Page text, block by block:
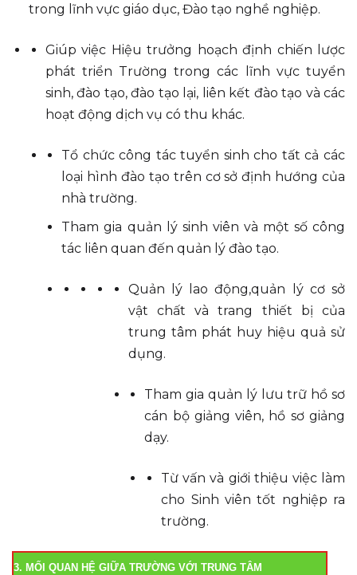
trong lĩnh vực giáo dục, Đào tạo nghề nghiệp.
Giúp việc Hiệu trưởng hoạch định chiến lược
phát triển Trường trong các lĩnh vực tuyển
sinh, đào tạo, đào tạo lại, liên kết đào tạo và các
hoạt động dịch vụ có thu khác.
Tổ chức công tác tuyển sinh cho tất cả các
loại hình đào tạo trên cơ sở định hướng của
nhà trường.
Tham gia quản lý sinh viên và một số công
tác liên quan đến quản lý đào tạo.
Quản lý lao động,quản lý cơ sở
vật chất và trang thiết bị của
trung tâm phát huy hiệu quả sử
dụng.
Tham gia quản lý lưu trữ hồ sơ
cán bộ giảng viên, hồ sơ giảng
dạy.
Từ vấn và giới thiệu việc làm
cho Sinh viên tốt nghiệp ra
trường.
3. MỐI QUAN HỆ GIỮA TRƯỜNG VỚI TRUNG TÂM